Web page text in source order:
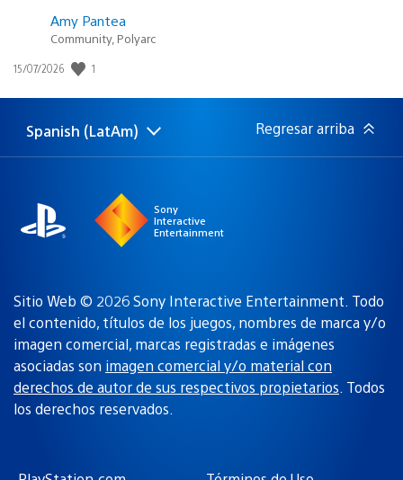
Amy Pantea
Community, Polyarc
Fecha
publicación:
15/07/2026 1
Elige
Región
Spanish (LatAm) Regresar arriba
Sony
Interactive
Entertainment
Sitio Web © 2026 Sony Interactive Entertainment. Todo
el contenido, títulos de los juegos, nombres de marca y/o
imagen comercial, marcas registradas e imágenes
asociadas son imagen comercial y/o material con
derechos de autor de sus respectivos propietarios. Todos
los derechos reservados.